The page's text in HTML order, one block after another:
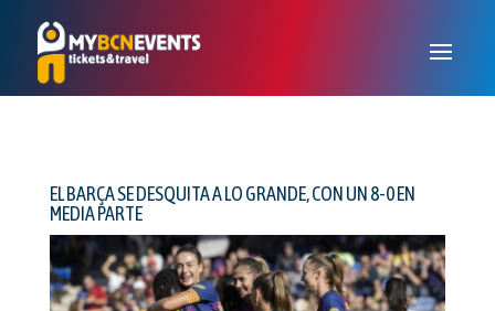
EL BARÇA SE DESQUITA A LO GRANDE, CON UN 8-0 EN
MEDIA PARTE